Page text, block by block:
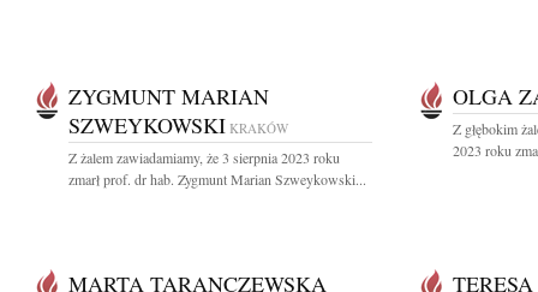
ZYGMUNT MARIAN
SZWEYKOWSKI KRAKÓW
Z żalem zawiadamiamy, że 3 sierpnia 2023 roku
zmarł prof. dr hab. Zygmunt Marian Szweykowski...
OLGA
Z głębokim
2023 roku
MARTA TARANCZEWSKA